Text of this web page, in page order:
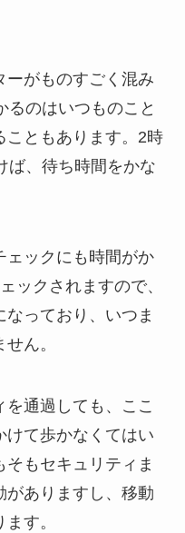
ーがものすごく混み
るのはいつものこと
こともあります。2時
ば、待ち時間をかな
ェックにも時間がか
ックされますので、
っており、いつま
ん。
通過しても、ここ
けて歩かなくてはい
もセキュリティま
がありますし、移動
す。